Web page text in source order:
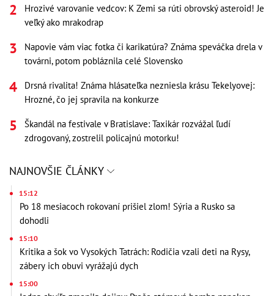
Hrozivé varovanie vedcov: K Zemi sa rúti obrovský asteroid! Je
veľký ako mrakodrap
Napovie vám viac fotka či karikatúra? Známa speváčka drela v
továrni, potom pobláznila celé Slovensko
Drsná rivalita! Známa hlásateľka nezniesla krásu Tekelyovej:
Hrozné, čo jej spravila na konkurze
Škandál na festivale v Bratislave: Taxikár rozvážal ľudí
zdrogovaný, zostrelil policajnú motorku!
NAJNOVŠIE ČLÁNKY
15:12
Po 18 mesiacoch rokovaní prišiel zlom! Sýria a Rusko sa
dohodli
15:10
Kritika a šok vo Vysokých Tatrách: Rodičia vzali deti na Rysy,
zábery ich obuvi vyrážajú dych
15:00